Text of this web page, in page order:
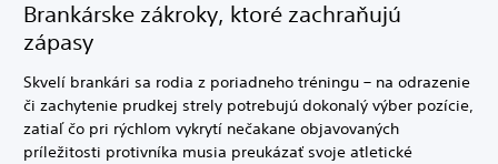
Brankárske zákroky, ktoré zachraňujú
zápasy
Skvelí brankári sa rodia z poriadneho tréningu – na odrazenie
či zachytenie prudkej strely potrebujú dokonalý výber pozície,
zatiaľ čo pri rýchlom vykrytí nečakane objavovaných
príležitosti protivníka musia preukázať svoje atletické